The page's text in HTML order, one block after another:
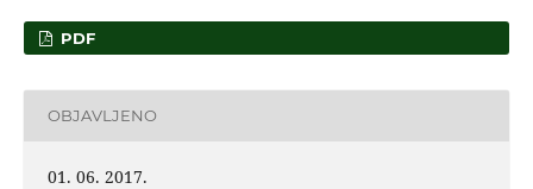
PDF
OBJAVLJENO
01. 06. 2017.